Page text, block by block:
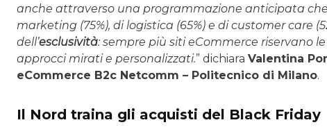
anche attraverso una programmazione anticipata
marketing (75%), di logistica (65%) e di customer care
dell’esclusività: sempre più siti eCommerce riservano
approcci mirati e personalizzati.” dichiara Valentina
eCommerce B2c Netcomm – Politecnico di Milano.
Il Nord traina gli acquisti del Black Friday